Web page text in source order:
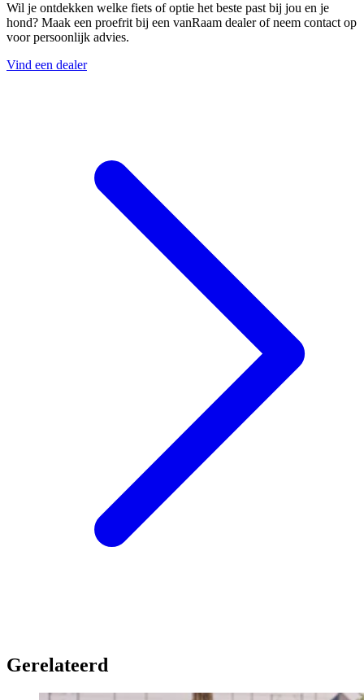
Wil je ontdekken welke fiets of optie het beste past bij jou en je
hond? Maak een proefrit bij een vanRaam dealer of neem contact op
voor persoonlijk advies.
Vind een dealer
Gerelateerd